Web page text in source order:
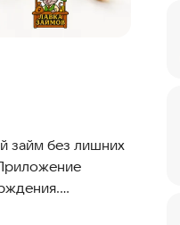
займ без лишних